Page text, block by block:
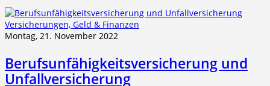
Versicherungen, Geld & Finanzen
Montag, 21. November 2022
Berufsunfähigkeitsversicherung und
Unfallversicherung